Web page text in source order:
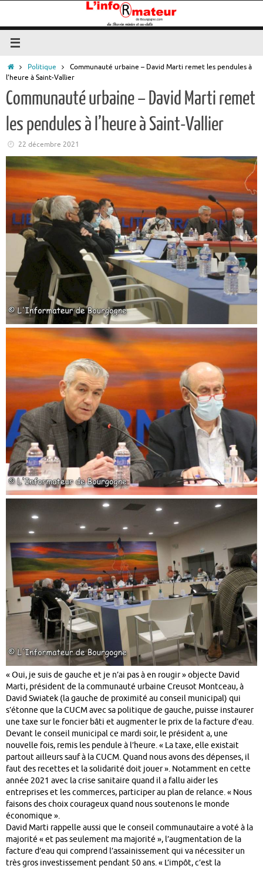
contenu
AccueilPolitique
Communauté urbaine – David Marti remet les pendules à
l’heure à Saint-Vallier
Communauté urbaine – David Marti remet
les pendules à l’heure à Saint-Vallier
22 décembre 2021
« Oui, je suis de gauche et je n’ai pas à en rougir » objecte David
Marti, président de la communauté urbaine Creusot Montceau, à
David Swiatek (la gauche de proximité au conseil municipal) qui
s’étonne que la CUCM avec sa politique de gauche, puisse instaurer
une taxe sur le foncier bâti et augmenter le prix de la facture d’eau.
Devant le conseil municipal ce mardi soir, le président a, une
nouvelle fois, remis les pendule à l’heure. « La taxe, elle existait
partout ailleurs sauf à la CUCM. Quand nous avons des dépenses, il
faut des recettes et la solidarité doit jouer ». Notamment en cette
année 2021 avec la crise sanitaire quand il a fallu aider les
entreprises et les commerces, participer au plan de relance. « Nous
faisons des choix courageux quand nous soutenons le monde
économique ».
David Marti rappelle aussi que le conseil communautaire a voté à la
majorité « et pas seulement ma majorité », l’augmentation de la
facture d’eau qui comprend l’assainissement qui va nécessiter un
très gros investissement pendant 50 ans. « L’impôt, c’est la